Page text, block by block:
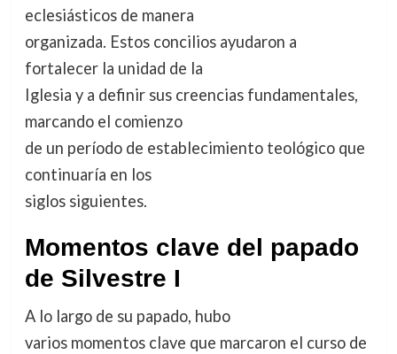
eclesiásticos de manera
organizada. Estos concilios ayudaron a
fortalecer la unidad de la
Iglesia y a definir sus creencias fundamentales,
marcando el comienzo
de un período de establecimiento teológico que
continuaría en los
siglos siguientes.
Momentos clave del papado
de Silvestre I
A lo largo de su papado, hubo
varios momentos clave que marcaron el curso de